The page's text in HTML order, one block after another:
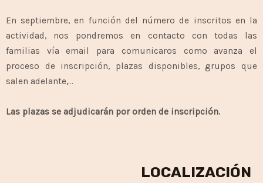
En septiembre, en función del número de inscritos en la
actividad, nos pondremos en contacto con todas las
familias vía email para comunicaros como avanza el
proceso de inscripción, plazas disponibles, grupos que
salen adelante,…
Las plazas se adjudicarán por orden de inscripción.
LOCALIZACIÓN